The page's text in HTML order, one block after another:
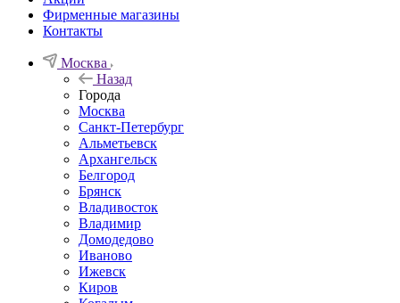
Фирменные магазины
Контакты
Москва
Назад
Города
Москва
Санкт-Петербург
Альметьевск
Архангельск
Белгород
Брянск
Владивосток
Владимир
Домодедово
Иваново
Ижевск
Киров